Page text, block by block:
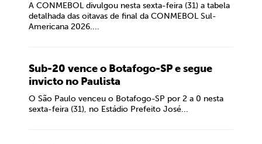
A CONMEBOL divulgou nesta sexta-feira (31) a tabela
detalhada das oitavas de final da CONMEBOL Sul-
Americana 2026....
Sub-20 vence o Botafogo-SP e segue
invicto no Paulista
O São Paulo venceu o Botafogo-SP por 2 a 0 nesta
sexta-feira (31), no Estádio Prefeito José...